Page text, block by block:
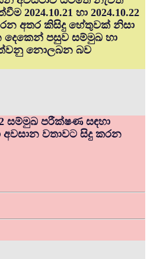
2024.10.21 හා 2024.10.22
අතර කිසිදු හේතුවක් නිසා
දෙකෙන් පසුව සම්මුඛ හා
නොලබන බව
සම්මුඛ පරීක්ෂණ සඳහා
වතාවට සිදු කරන